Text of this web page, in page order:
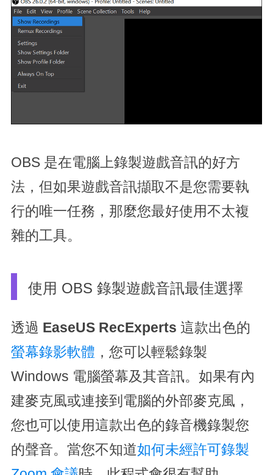
OBS 是在電腦上錄製遊戲音訊的好方
法，但如果遊戲音訊擷取不是您需要執
行的唯一任務，那麼您最好使用不太複
雜的工具。
使用 OBS 錄製遊戲音訊最佳選擇
透過 EaseUS RecExperts 這款出色的
螢幕錄影軟體 ，您可以輕鬆錄製
Windows 電腦螢幕及其音訊。如果有內
建麥克風或連接到電腦的外部麥克風，
您也可以使用這款出色的錄音機錄製您
的聲音。當您不知道如何未經許可錄製